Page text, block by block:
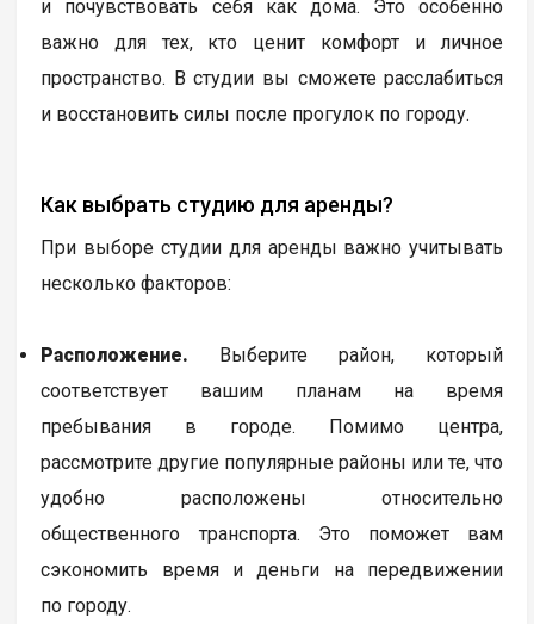
и почувствовать себя как дома. Это особенно
важно для тех, кто ценит комфорт и личное
пространство. В студии вы сможете расслабиться
и восстановить силы после прогулок по городу.
Как выбрать студию для аренды?
При выборе студии для аренды важно учитывать
несколько факторов:
Расположение. Выберите район, который
соответствует вашим планам на время
пребывания в городе. Помимо центра,
рассмотрите другие популярные районы или те, что
удобно расположены относительно
общественного транспорта. Это поможет вам
сэкономить время и деньги на передвижении
по городу.